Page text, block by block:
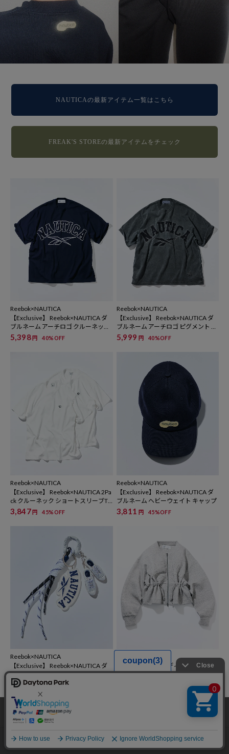
NAUTICAの最新アイテム一覧はこちら
FREAK'S STOREの最新アイテムをチェック
Reebok×NAUTICA
【Exclusive】 Reebok×NAUTICA ダ
ブルネーム アーチロゴ クルーネック
Tシャツ ショートスリーブ
5,398 円 40%OFF
Reebok×NAUTICA
【Exclusive】 Reebok×NAUTICA ダ
ブルネーム アーチロゴ ピグメント ク
ルーネックTシャツ ショートスリー
5,999 円 40%OFF
Reebok×NAUTICA
【Exclusive】 Reebok×NAUTICA 2Pa
ck クルーネック ショートスリーブT
シャツ
3,847円 45%OFF
Reebok×NAUTICA
【Exclusive】 Reebok×NAUTICA ダ
ブルネーム ヘビーウェイト キャップ
3,811 円 45%OFF
Reebok×NAUTICA
【Exclusive】 Reebok×NAUTICA ダ
ブルネーム キーチャーム
2,750 円 50%OFF
Reebok × NAUTICA
【Exclusive】ボンディング ウエスト
スピンドルジップパーカー
メニュー スタイリング 探す お気に入り カート
当サイトでは利用体験の向上およびコンテンツの最適な提供、トラフィック
の分析を目的としてCookieを使用しています。
サイトの閲覧を継続された場合、Cookieの利用に同意したことものといたし
ます。
承諾する